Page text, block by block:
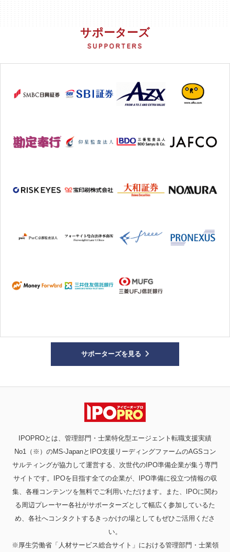
サポーターズ
サポーターズを見る
IPOPROとは、管理部門・士業特化型エージェント転職支援実績
No1（※）のMS-JapanとIPO支援リーディングファームのAGSコン
サルティングが協力して運営する、次世代のIPO準備企業が集う専門
サイトです。IPOを目指す全ての企業が、IPO準備に役立つ情報の収
集、各種コンテンツを無料でご利用いただけます。また、IPOに関わ
る周辺プレーヤー各社がサポーターズとして幅広く参加しているた
め、各社へコンタクトするきっかけの場としてもぜひご活用くださ
い。
※厚生労働省「人材サービス総合サイト」における管理部門・士業領